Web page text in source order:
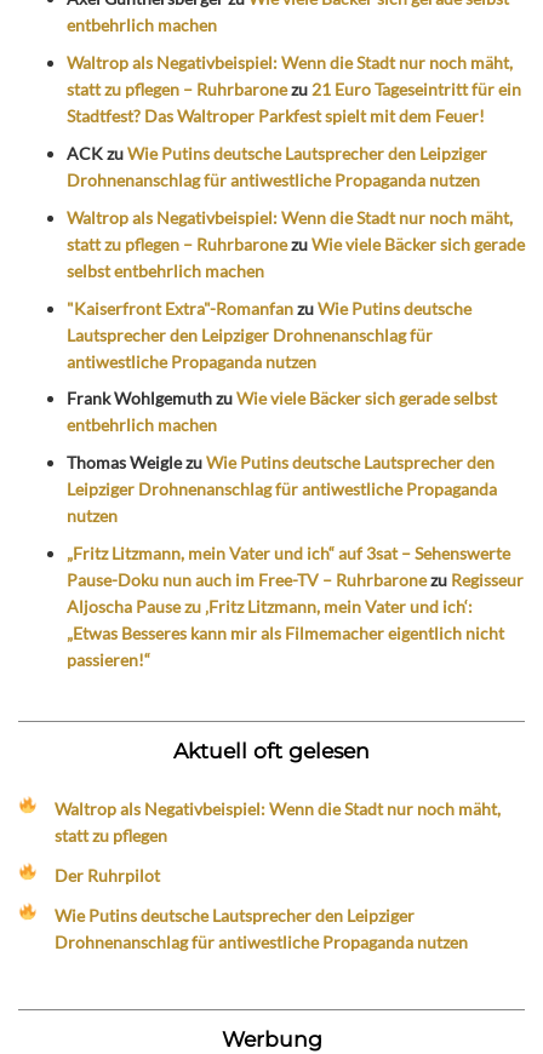
entbehrlich machen
Waltrop als Negativbeispiel: Wenn die Stadt nur noch mäht,
statt zu pflegen – Ruhrbaronezu 21 Euro Tageseintritt für ein
Stadtfest? Das Waltroper Parkfest spielt mit dem Feuer!
ACKzuWie Putins deutsche Lautsprecher den Leipziger
Drohnenanschlag für antiwestliche Propaganda nutzen
Waltrop als Negativbeispiel: Wenn die Stadt nur noch mäht,
statt zu pflegen – RuhrbaronezuWie viele Bäcker sich gerade
selbst entbehrlich machen
"Kaiserfront Extra"-RomanfanzuWie Putins deutsche
Lautsprecher den Leipziger Drohnenanschlag für
antiwestliche Propaganda nutzen
Frank WohlgemuthzuWie viele Bäcker sich gerade selbst
entbehrlich machen
Thomas WeiglezuWie Putins deutsche Lautsprecher den
Leipziger Drohnenanschlag für antiwestliche Propaganda
nutzen
„Fritz Litzmann, mein Vater und ich“ auf 3sat – Sehenswerte
Pause-Doku nun auch im Free-TV – Ruhrbaronezu Regisseur
Aljoscha Pause zu ‚Fritz Litzmann, mein Vater und ich‘:
„Etwas Besseres kann mir als Filmemacher eigentlich nicht
passieren!“
Aktuell oft gelesen
Waltrop als Negativbeispiel: Wenn die Stadt nur noch mäht,
statt zu pflegen
Der Ruhrpilot
Wie Putins deutsche Lautsprecher den Leipziger
Drohnenanschlag für antiwestliche Propaganda nutzen
Werbung